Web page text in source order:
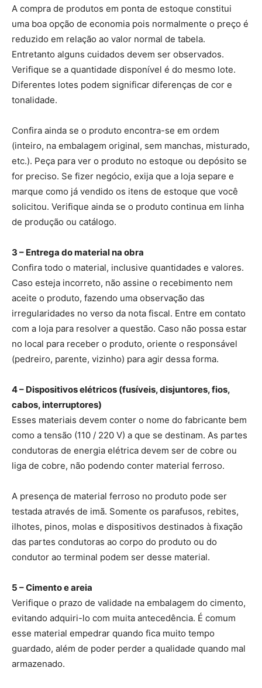
A compra de produtos em ponta de estoque constitui
uma boa opção de economia pois normalmente o preço é
reduzido em relação ao valor normal de tabela.
Entretanto alguns cuidados devem ser observados.
Verifique se a quantidade disponível é do mesmo lote.
Diferentes lotes podem significar diferenças de cor e
tonalidade.
Confira ainda se o produto encontra-se em ordem
(inteiro, na embalagem original, sem manchas, misturado,
etc.). Peça para ver o produto no estoque ou depósito se
for preciso. Se fizer negócio, exija que a loja separe e
marque como já vendido os itens de estoque que você
solicitou. Verifique ainda se o produto continua em linha
de produção ou catálogo.
3 – Entrega do material na obra
Confira todo o material, inclusive quantidades e valores.
Caso esteja incorreto, não assine o recebimento nem
aceite o produto, fazendo uma observação das
irregularidades no verso da nota fiscal. Entre em contato
com a loja para resolver a questão. Caso não possa estar
no local para receber o produto, oriente o responsável
(pedreiro, parente, vizinho) para agir dessa forma.
4 – Dispositivos elétricos (fusíveis, disjuntores, fios,
cabos, interruptores)
Esses materiais devem conter o nome do fabricante bem
como a tensão (110 / 220 V) a que se destinam. As partes
condutoras de energia elétrica devem ser de cobre ou
liga de cobre, não podendo conter material ferroso.
A presença de material ferroso no produto pode ser
testada através de imã. Somente os parafusos, rebites,
ilhotes, pinos, molas e dispositivos destinados à fixação
das partes condutoras ao corpo do produto ou do
condutor ao terminal podem ser desse material.
5 – Cimento e areia
Verifique o prazo de validade na embalagem do cimento,
evitando adquiri-lo com muita antecedência. É comum
esse material empedrar quando fica muito tempo
guardado, além de poder perder a qualidade quando mal
armazenado.